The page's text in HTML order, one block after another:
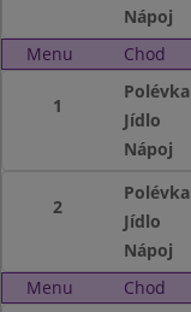
Nápoj
Menu
Chod
1
Polévka
Jídlo
Nápoj
2
Polévka
Jídlo
Nápoj
Menu
Chod